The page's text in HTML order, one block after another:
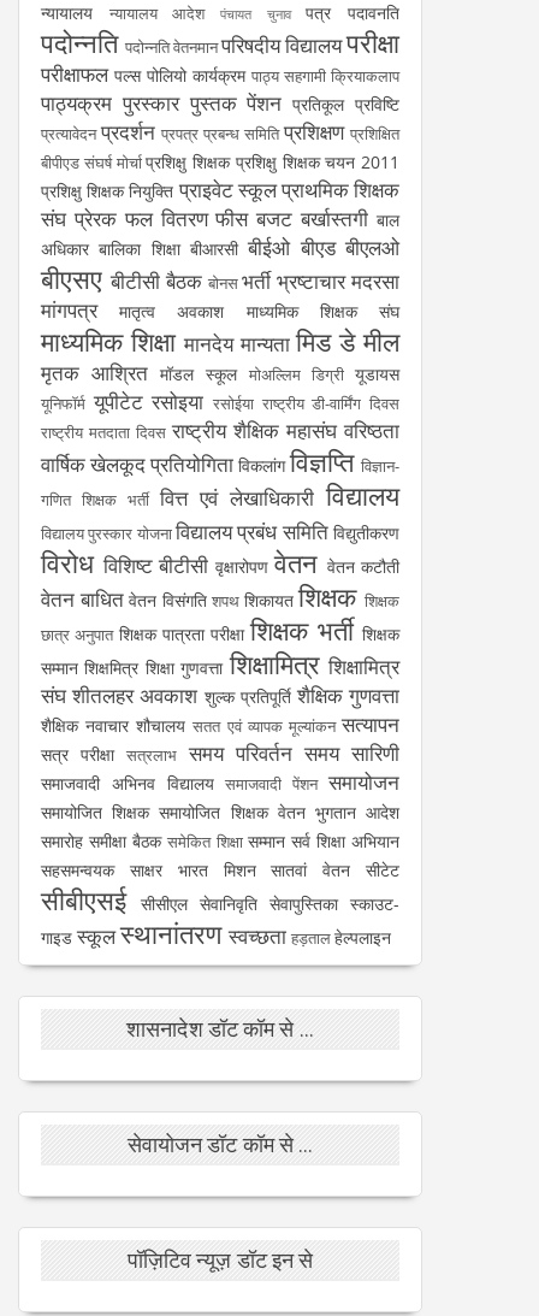
न्यायालय न्यायालय आदेश पंचायत चुनाव पत्र पदावनति
पदोन्नति पदोन्नति वेतनमानपरिषदीय विद्यालयपरीक्षा
परीक्षाफल पल्स पोलियो कार्यक्रम पाठ्य सहगामी क्रियाकलाप
पाठ्यक्रम पुरस्कार पुस्तक पेंशन प्रतिकूल प्रविष्टि
प्रत्यावेदन प्रदर्शन प्रपत्र प्रबन्ध समिति प्रशिक्षण प्रशिक्षित
बीपीएड संघर्ष मोर्चा प्रशिक्षु शिक्षक प्रशिक्षु शिक्षक चयन 2011
प्रशिक्षु शिक्षक नियुक्ति प्राइवेट स्कूलप्राथमिक शिक्षक
संघ प्रेरक फल वितरण फीस बजट बर्खास्तगी बाल
अधिकार बालिका शिक्षा बीआरसी बीईओ बीएड बीएलओ
बीएसए बीटीसी बैठक बोनस भर्ती भ्रष्टाचार मदरसा
मांगपत्र
मातृत्व अवकाश माध्यमिक शिक्षक संघ
माध्यमिक शिक्षा मानदेय मान्यता मिड डे मील
मृतक आश्रित मॉडल स्कूल मोअल्लिम डिग्री यूडायस
यूनिफॉर्म यूपीटेट रसोइया रसोईया राष्ट्रीय डी-वार्मिंग दिवस
राष्ट्रीय मतदाता दिवस राष्ट्रीय शैक्षिक महासंघ वरिष्ठता
वार्षिक खेलकूद प्रतियोगिता विकलांग विज्ञप्ति विज्ञान-
गणित शिक्षक भर्ती वित्त एवं लेखाधिकारी विद्यालय
विद्यालय पुरस्कार योजनाविद्यालय प्रबंध समिति विद्युतीकरण
विरोध विशिष्ट बीटीसी वृक्षारोपण वेतन वेतन कटौती
वेतन बाधित वेतन विसंगति शपथ शिकायत शिक्षक शिक्षक
छात्र अनुपात शिक्षक पात्रता परीक्षा शिक्षक भर्ती शिक्षक
सम्मान शिक्षमित्र शिक्षा गुणवत्ता शिक्षामित्र शिक्षामित्र
संघ शीतलहर अवकाश शुल्क प्रतिपूर्ति शैक्षिक गुणवत्ता
शैक्षिक नवाचार शौचालय सतत एवं व्यापक मूल्यांकन सत्यापन
सत्र परीक्षा सत्रलाभ समय परिवर्तन समय सारिणी
समाजवादी अभिनव विद्यालय समाजवादी पेंशन समायोजन
समायोजित शिक्षक समायोजित शिक्षक वेतन भुगतान आदेश
समारोह समीक्षा बैठक समेकित शिक्षा सम्मान सर्व शिक्षा अभियान
सहसमन्वयक
साक्षर भारत मिशन सातवां वेतन सीटेट
सीबीएसई सीसीएल सेवानिवृति सेवापुस्तिका स्काउट-
गाइड स्कूलस्थानांतरण स्वच्छता हड़तालहेल्पलाइन
शासनादेश डॉट कॉम से ...
सेवायोजन डॉट कॉम से ...
पॉज़िटिव न्यूज़ डॉट इन से